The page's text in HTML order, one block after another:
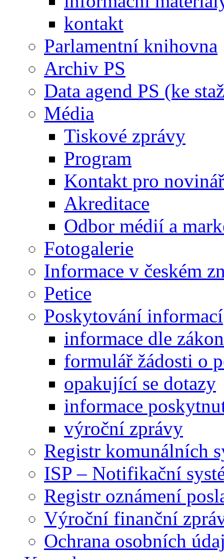
kontakt
Parlamentní knihovna
Archiv PS
Data agend PS (ke
Média
Tiskové zprávy
Program
Kontakt pro
Akreditace
Odbor médií a
Fotogalerie
Informace v českém
Petice
Poskytování informací
informace dle
formulář žádosti o
opakující se dotazy
informace
výroční zprávy
Registr komunálních
ISP – Notifikační
Registr oznámení
Výroční finanční
Ochrana osobních